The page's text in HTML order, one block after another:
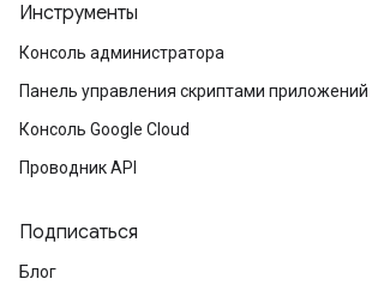
Инструменты
Консоль администратора
Панель управления скриптами приложений
Консоль Google Cloud
Проводник API
Подписаться
Блог